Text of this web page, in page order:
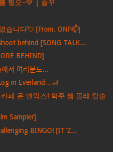
찢오~💚 | 슬꾸
습니다💘 [From. ONF📫]
behind [SONG TALK...
BEHIND]
여러분드...
in Everland…🎢
페 온 엔믹스! 학주 쌤 몰래 탈출
Sampler]
BINGO! [IT'Z...